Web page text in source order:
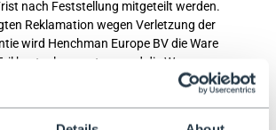
nach Feststellung mitgeteilt werden.
Reklamation wegen Verletzung der
wird Henchman Europe BV die Ware
kostenlos ersetzen und die Ware
zurücksenden. Henchman Europe BV
vorhersehbar sind, aber wenn die
Zwecke verwendet werden, haftet